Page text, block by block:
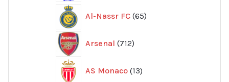
Al-Nassr FC 65
produkter
Arsenal 712
produkter
AS Monaco 13
produkter